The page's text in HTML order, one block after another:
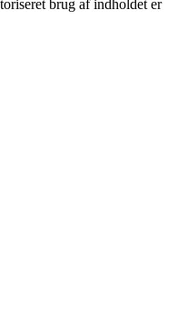
brug af indholdet er